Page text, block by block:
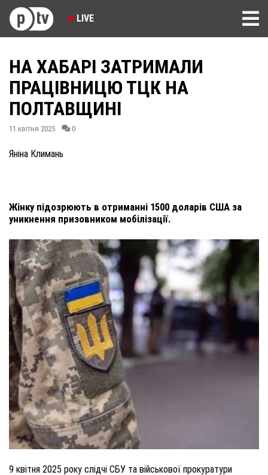
LIVE
НА ХАБАРІ ЗАТРИМАЛИ
ПРАЦІВНИЦЮ ТЦК НА
ПОЛТАВЩИНІ
11 квітня 2025 0
Яніна Климань
Жінку підозрюють в отриманні 1500 доларів США за
уникнення призовником мобілізації.
9 квітня 2025 року слідчі СБУ та військової прокуратури